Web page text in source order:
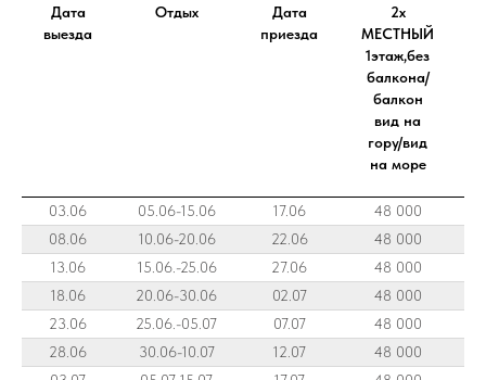
Дата
выезда
Отдых
Дата
приезда
2х
МЕСТНЫЙ
1этаж,без
балкона/
балкон
вид на
гору/вид
на море
03.06 05.06-15.06 17.06
48 000
08.06
10.06-20.06 22.06
48 000
13.06
15.06.-25.06 27.06
48 000
18.06
20.06-30.06 02.07
48 000
23.06
25.06.-05.07 07.07
48 000
28.06
30.06-10.07 12.07
48 000